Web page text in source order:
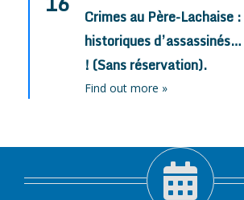
Crimes au Père-Lachaise
historiques
! (Sans réservation).
Find out more »